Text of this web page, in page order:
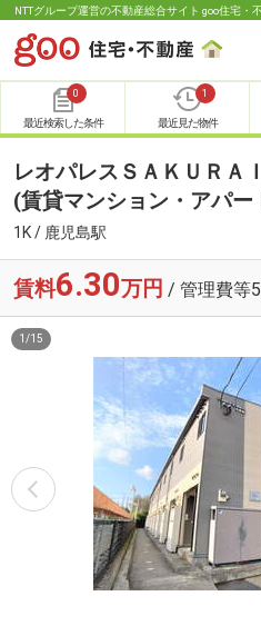
NTTグループ運営の不動産総合サイト goo住宅・
0
最近検索した条件
1
最近見た物件
レオパレスＳＡＫＵＲＡ
(賃貸マンション・アパー
1K / 鹿児島駅
賃料6.30万円 / 管理費等
1 /15